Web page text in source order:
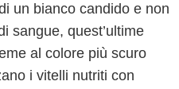
un bianco candido e non
sangue, quest’ultime
al colore più scuro
i vitelli nutriti con